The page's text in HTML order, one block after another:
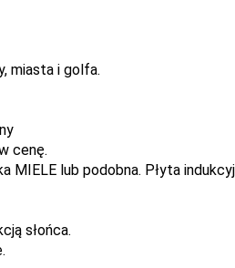
miasta i golfa.
cenę.
MIELE lub podobna. Płyta
słońca.